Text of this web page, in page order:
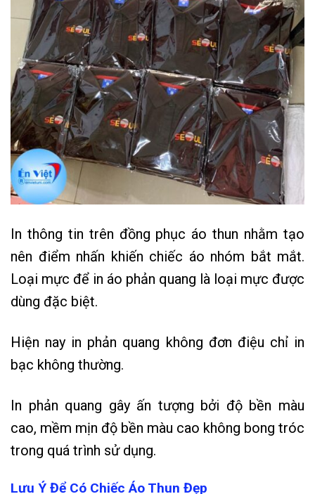
In thông tin trên đồng phục áo thun nhằm tạo
nên điểm nhấn khiến chiếc áo nhóm bắt mắt.
Loại mực để in áo phản quang là loại mực được
dùng đặc biệt.
Hiện nay in phản quang không đơn điệu chỉ in
bạc không thường.
In phản quang gây ấn tượng bởi độ bền màu
cao, mềm mịn độ bền màu cao không bong tróc
trong quá trình sử dụng.
Lưu Ý Để Có Chiếc Áo Thun Đẹp